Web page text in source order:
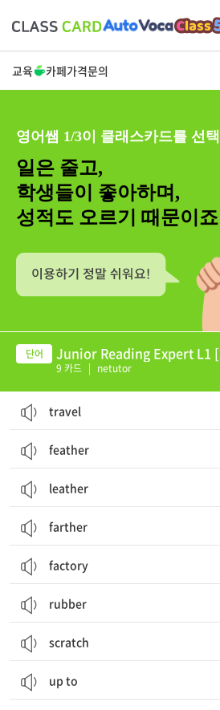
교육 카페가격문의
영어쌤 1/3이 클래스카드를 선
일은 줄고,
학생들이 좋아하며,
성적도 오르기 때문이
Junior Reading Expert L1
9 카드 | netutor
travel
feather
leather
farther
factory
rubber
scratch
up to